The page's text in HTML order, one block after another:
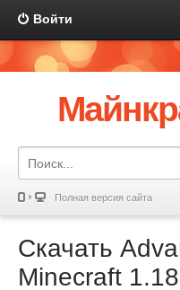
Войти
Полная версия сайта
Скачать
Minecraft